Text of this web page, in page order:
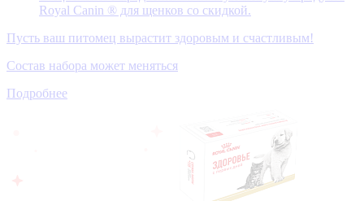
Royal Canin ® для щенков со скидкой.
Пусть ваш питомец вырастит здоровым и счастливым!
Состав набора может меняться
Подробнее